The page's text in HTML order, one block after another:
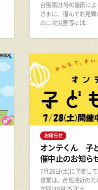
台風第21号の豪雨に
さまに、謹んでお見
の二次災害等には...
お知らせ
オンテくん 子
催中止のお知ら
7月28日(土)に予定し
食堂は、台風接近のた